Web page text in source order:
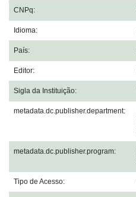
CNPq:
Idioma:
País:
Editor:
Sigla da Instituição:
metadata.dc.publisher.department:
metadata.dc.publisher.program:
Tipo de Acesso: